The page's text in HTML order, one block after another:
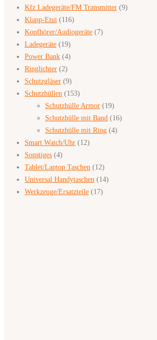
Kfz Ladegeräte/FM Transmitter (9)
Klapp-Etui (116)
Kopfhörer/Audiogeräte (7)
Ladegeräte (19)
Power Bank (4)
Ringlichter (2)
Schutzgläser (9)
Schutzhüllen (153)
Schutzhülle Armor (19)
Schutzhülle mit Band (16)
Schutzhülle mit Ring (4)
Smart Watch/Uhr (12)
Sonstiges (4)
Tablet/Laptop Taschen (12)
Universal Handytaschen (14)
Werkzeuge/Ersatzteile (17)